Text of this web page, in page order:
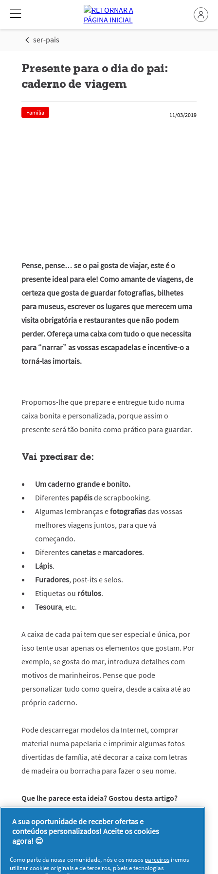
ser-pais
Presente para o dia do pai:
caderno de viagem
Família 11/03/2019
Pense, pense… se o pai gosta de viajar, este é o
presente ideal para ele! Como amante de viagens, de
certeza que gosta de guardar fotografias, bilhetes
para museus, escrever os lugares que merecem uma
visita obrigatória e restaurantes que não podem
perder. Ofereça uma caixa com tudo o que necessita
para “narrar” as vossas escapadelas e incentive-o a
torná-las imortais.
Propomos-lhe que prepare e entregue tudo numa
caixa bonita e personalizada, porque assim o
presente será tão bonito como prático para guardar.
Vai precisar de:
Um caderno grande e bonito.
Diferentes papéisde scrapbooking.
Algumas lembranças efotografiasdas vossas
melhores viagens juntos, para que vá
começando.
Diferentes canetase marcadores.
Lápis.
Furadores, post-its e selos.
Etiquetas ou rótulos.
Tesoura, etc.
A caixa de cada pai tem que ser especial e única, por
isso tente usar apenas os elementos que gostam. Por
exemplo, se gosta do mar, introduza detalhes com
motivos de marinheiros. Pense que pode
personalizar tudo como queira, desde a caixa até ao
próprio caderno.
Pode descarregar modelos da Internet, comprar
material numa papelaria e imprimir algumas fotos
divertidas de família, até decorar a caixa com letras
de madeira ou borracha para fazer o seu nome.
Que lhe parece esta ideia? Gostou desta artigo?
comentário.
A sua oportunidade de receber ofertas e
conteúdos personalizados! Aceite os cookies
agora! 😊
Como parte da nossa comunidade, nós e os nossos parceiros iremos
utilizar cookies originais e de terceiros, píxeis e tecnologias